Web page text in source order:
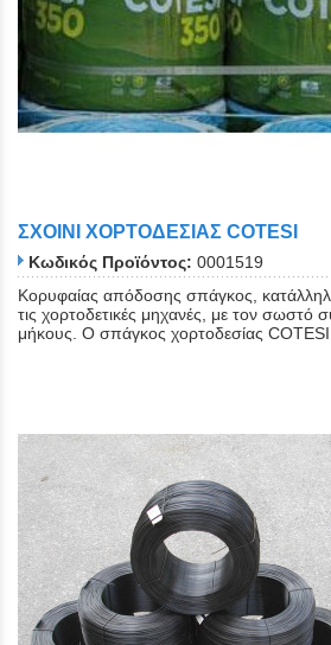
ΣΧΟΙΝΙ ΧΟΡΤΟΔΕΣΙΑΣ COTESI
Κωδικός Προϊόντος: 0001519
Kορυφαίας απόδοσης σπάγκος,
τις χορτοδετικές μηχανές, με τον σωστό
μήκους. O σπάγκος χορτοδεσίας